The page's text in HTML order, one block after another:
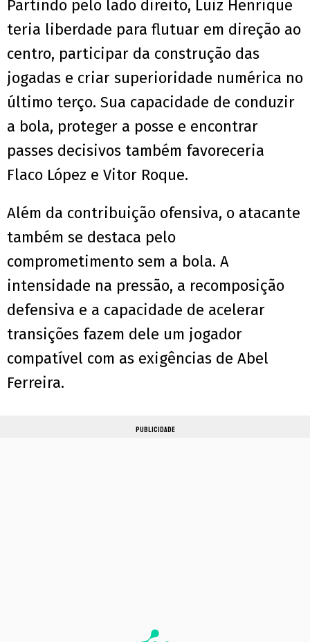
Partindo pelo lado direito, Luiz Henrique
teria liberdade para flutuar em direção ao
centro, participar da construção das
jogadas e criar superioridade numérica no
último terço. Sua capacidade de conduzir
a bola, proteger a posse e encontrar
passes decisivos também favoreceria
Flaco López e Vitor Roque.
Além da contribuição ofensiva, o atacante
também se destaca pelo
comprometimento sem a bola. A
intensidade na pressão, a recomposição
defensiva e a capacidade de acelerar
transições fazem dele um jogador
compatível com as exigências de Abel
Ferreira.
PUBLICIDADE